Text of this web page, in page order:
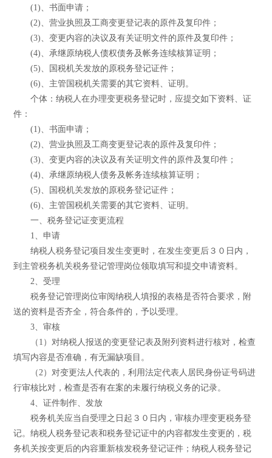
(1)、书面申请；
(2)、营业执照及工商变更登记表的原件及复印件；
(3)、变更内容的决议及有关证明文件的原件及复印件；
(4)、承继原纳税人债权债务及帐务连续核算证明；
(5)、国税机关发放的原税务登记证件；
(6)、主管国税机关需要的其它资料、证明。
个体：纳税人在办理变更税务登记时，应提交如下资料、证
件：
(1)、书面申请；
(2)、营业执照及工商变更登记表的原件及复印件；
(3)、变更内容的决议及有关证明文件的原件及复印件；
(4)、承继原纳税人债务及帐务连续核算证明；
(5)、国税机关发放的原税务登记证件；
(6)、主管国税机关需要的其它资料、证明。
一、税务登记证变更流程
1、申请
纳税人税务登记项目发生变更时，在发生变更后３０日内，
到主管税务机关税务登记管理岗位领取填写和提交申请资料。
2、受理
税务登记管理岗位审阅纳税人填报的表格是否符合要求，附
送的资料是否齐全，符合条件的，予以受理。
3、审核
（1）对纳税人报送的变更登记表及附列资料进行核对，检查
填写内容是否准确，有无漏缺项目。
（2）对变更法人代表的，利用法定代表人居民身份证号码进
行审核比对，检查是否有在案的未履行纳税义务的记录。
4、证件制作、发放
税务机关应当自受理之日起３０日内，审核办理变更税务登
记。纳税人税务登记表和税务登记证中的内容都发生变更的，税
务机关按变更后的内容重新核发税务登记证件；纳税人税务登记